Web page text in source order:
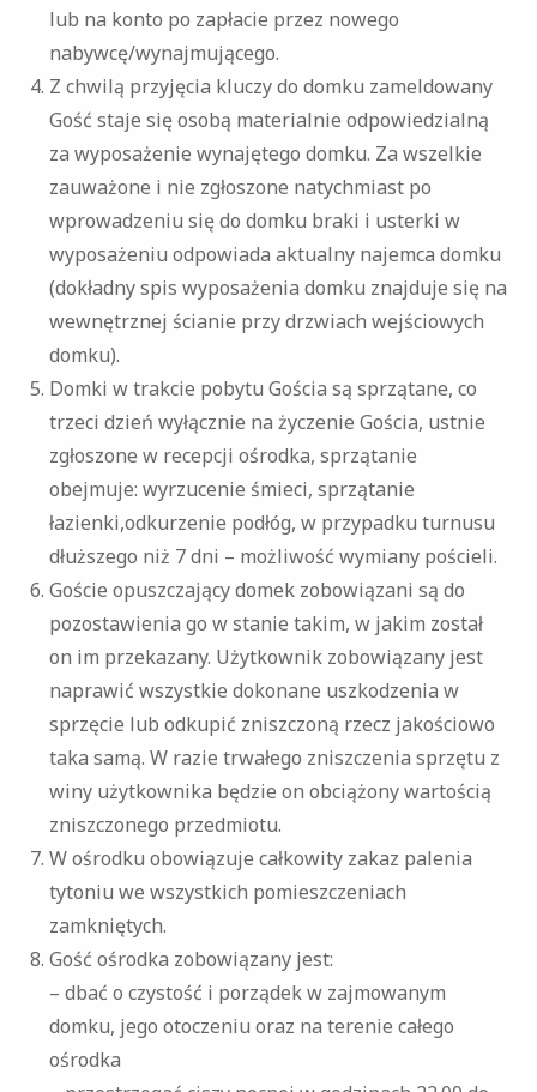
lub na konto po zapłacie przez nowego
nabywcę/wynajmującego.
Z chwilą przyjęcia kluczy do domku zameldowany
Gość staje się osobą materialnie odpowiedzialną
za wyposażenie wynajętego domku. Za wszelkie
zauważone i nie zgłoszone natychmiast po
wprowadzeniu się do domku braki i usterki w
wyposażeniu odpowiada aktualny najemca domku
(dokładny spis wyposażenia domku znajduje się na
wewnętrznej ścianie przy drzwiach wejściowych
domku).
Domki w trakcie pobytu Gościa są sprzątane, co
trzeci dzień wyłącznie na życzenie Gościa, ustnie
zgłoszone w recepcji ośrodka, sprzątanie
obejmuje: wyrzucenie śmieci, sprzątanie
łazienki,odkurzenie podłóg, w przypadku turnusu
dłuższego niż 7 dni – możliwość wymiany pościeli.
Goście opuszczający domek zobowiązani są do
pozostawienia go w stanie takim, w jakim został
on im przekazany. Użytkownik zobowiązany jest
naprawić wszystkie dokonane uszkodzenia w
sprzęcie lub odkupić zniszczoną rzecz jakościowo
taka samą. W razie trwałego zniszczenia sprzętu z
winy użytkownika będzie on obciążony wartością
zniszczonego przedmiotu.
W ośrodku obowiązuje całkowity zakaz palenia
tytoniu we wszystkich pomieszczeniach
zamkniętych.
Gość ośrodka zobowiązany jest:
– dbać o czystość i porządek w zajmowanym
domku, jego otoczeniu oraz na terenie całego
ośrodka